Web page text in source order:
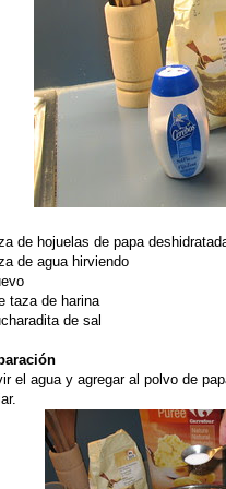
de hojuelas de papa
de agua hirviendo
taza de harina
de sal
el agua y agregar al polvo de